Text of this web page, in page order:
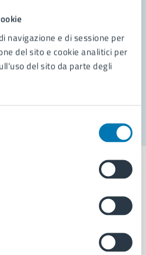
navigazione e di sessione per
del sito e cookie analitici per
del sito da parte degli